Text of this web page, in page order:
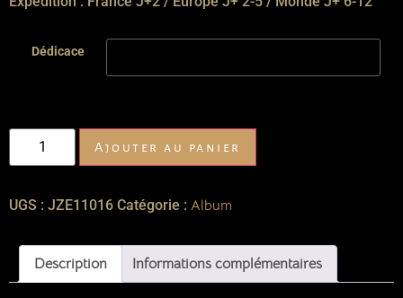
Dédicace
Ajouter au panier
UGS : JZE11016 Catégorie : Album
Description Informations complémentaires